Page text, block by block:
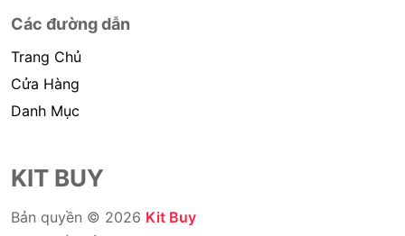
Các đường dẫn
Trang Chủ
Cửa Hàng
Danh Mục
KIT BUY
Bản quyền © 2026 Kit Buy